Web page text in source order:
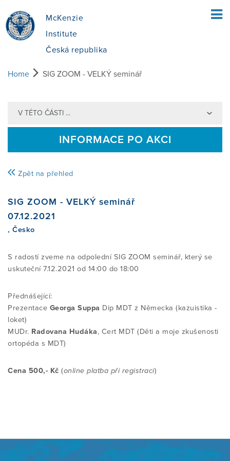
McKenzie
Institute
Česká republika
CO JE MCKENZIE METODA?
JE PRO MĚ METODA VHODNÁ?
VYZKOUŠEJTE SI TECHNIKY SAMI
ZKUŠENOSTI / REFERENCE
ČASTO KLADENÉ OTÁZKY (FAQ)
NAJÍT TERAPEUTA
ODKAZY
PŘÍNOS MDT
MYLNÁ TVRZENÍ
SIG SKUPINA
ZKUŠENOSTI / REFERENCE
ČASTO KLADENÉ DOTAZY (FAQ)
VÝZKUM A ZDROJE
NAJÍT KURZ
STRUKTURA VZDĚLÁNÍ KURZU
PODROBNÉ INFORMACE O
JEDNOTLIVÝCH ČÁSTECH KURZU
ČASTO KLADENÉ DOTAZY (FAQ)
DIPLOMOVANÝ PROGRAM
O NÁS
O MEZINÁRODNÍM MCKENZIE
POSLÁNÍ MCK I CR
VÝKONNÝ VÝBOR
SEZNAM MDT ODBORNÍKŮ
PODPOŘTE NÁS
KOHO SPONZORUJEME
TRANSPARENTNÍ ÚČET
KONTAKT
E-SHOP
DALŠÍ ...
PROJEKTY
Vstup pro členy
Home SIG ZOOM - VELKÝ seminář
V TÉTO ČÁSTI ...
INFORMACE PO AKCI
Zpět na přehled
SIG ZOOM - VELKÝ seminář
07.12.2021
, Česko
S radostí zveme na odpolední SIG ZOOM seminář, který se
uskuteční 7.12.2021 od 14:00 do 18:00
Přednášející:
Prezentace Georga Suppa Dip MDT z Německa (kazuistika -
loket)
MUDr. Radovana Hudáka, Cert MDT (Děti a moje zkušenosti
ortopéda s MDT)
Cena 500,- Kč (online platba při registraci)